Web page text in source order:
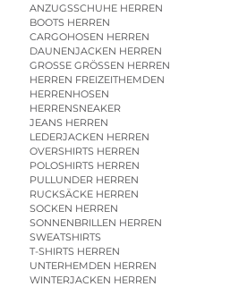
ANZUGSSCHUHE HERREN
BOOTS HERREN
CARGOHOSEN HERREN
DAUNENJACKEN HERREN
GROSSE GRÖSSEN HERREN
HERREN FREIZEITHEMDEN
HERRENHOSEN
HERRENSNEAKER
JEANS HERREN
LEDERJACKEN HERREN
OVERSHIRTS HERREN
POLOSHIRTS HERREN
PULLUNDER HERREN
RUCKSÄCKE HERREN
SOCKEN HERREN
SONNENBRILLEN HERREN
SWEATSHIRTS
T-SHIRTS HERREN
UNTERHEMDEN HERREN
WINTERJACKEN HERREN